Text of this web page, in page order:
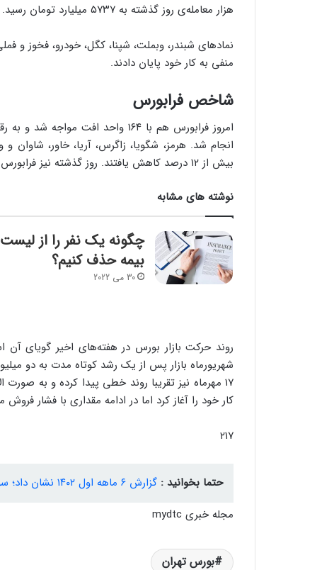
هزار معامله‌ی روز گذشته به ۵۷۳۷ میلیارد تومان رسید.
نمادهای شبندر، وبملت، شپنا، کگل، خودرو، فخوز و
منفی به کار خود پایان دادند.
شاخص فرابورس
انجام شد. هرمز، شگویا، زاگرس، آریا، خاور،
بیش از ۱۲ درصد کاهش یافتند. روز گذشته نیز فرابورس ۶۰ واحد افت کرده بود.
نوشته های مشابه
چگونه یک نفر را از لیست
بیمه حذف کنیم؟
30 می 2022
روند حرکت بازار بورس در هفته‌های اخیر گویای
۱۷ مهرماه نیز تقریبا روند خطی پیدا کرده و به
کار خود را آغاز کرد اما در ادامه مقداری با فشار
۲۱۷
حتما بخوانید : گزارش ۶ ماهه اول ۱۴۰۲ نشان داد؛ سود بیمه ملت ۴ برابر بیشتر شد
مجله خبری mydtc
بورس تهران